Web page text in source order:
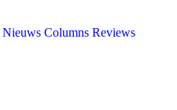
Nieuws Columns Reviews